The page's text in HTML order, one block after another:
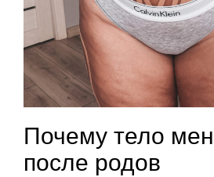
Почему тело
после родов